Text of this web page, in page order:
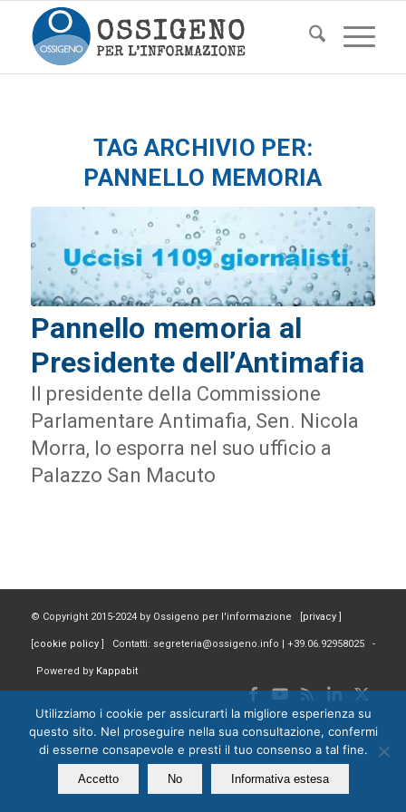
TAG ARCHIVIO PER:
PANNELLO MEMORIA
Pannello memoria al
Presidente dell’Antimafia
Il presidente della Commissione
Parlamentare Antimafia, Sen. Nicola
Morra, lo esporra nel suo ufficio a
Palazzo San Macuto
© Copyright 2015-2024 by Ossigeno per l'informazione [ privacy
cookie policy ] Contatti: segreteria@ossigeno.info | +39.06.92958025 -
Powered by Kappabit
Utilizziamo i cookie per assicurarti la migliore esperienza su
questo sito. Nel proseguire nella sua consultazione, confermi
di esserne consapevole e presti il tuo consenso a tal fine.
Accetto No Informativa estesa